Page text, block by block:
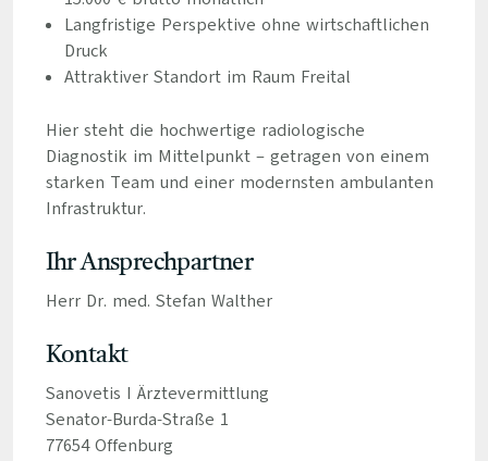
Langfristige Perspektive ohne wirtschaftlichen
Druck
Attraktiver Standort im Raum Freital
Hier steht die hochwertige radiologische
Diagnostik im Mittelpunkt – getragen von einem
starken Team und einer modernsten ambulanten
Infrastruktur.
Ihr Ansprechpartner
Herr Dr. med. Stefan Walther
Kontakt
Sanovetis I Ärztevermittlung
Senator-Burda-Straße 1
77654 Offenburg